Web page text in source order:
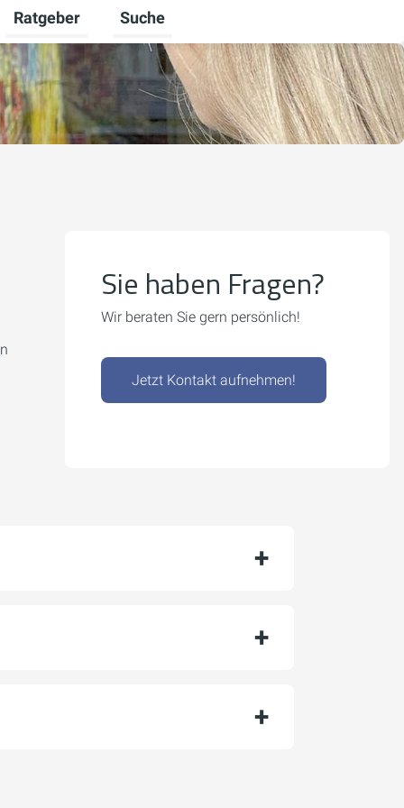
umschalten
Untermenü für Unternehmen umschalten
Ratgeber
Untermenü für Ratgeber umschalten
Suche
Sie haben Fragen?
Wir beraten Sie gern persönlich!
Jetzt Kontakt aufnehmen!